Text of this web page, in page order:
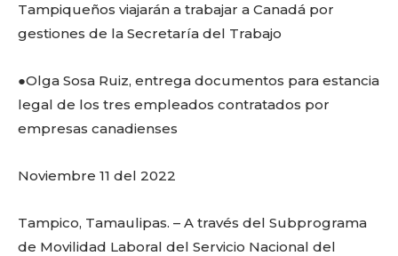
c
e
b
o
o
it
te
r
ai
l
a
ts
A
p
p
p
y
Li
n
ai
l
e
g
ra
m
m
a
rt
Tampiqueños viajarán a trabajar a Canadá por
gestiones de la Secretaría del Trabajo
●Olga Sosa Ruiz, entrega documentos para estancia
legal de los tres empleados contratados por
empresas canadienses
Noviembre 11 del 2022
Tampico, Tamaulipas. – A través del Subprograma
de Movilidad Laboral del Servicio Nacional del